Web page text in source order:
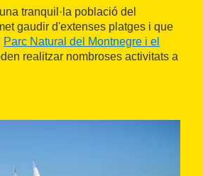
tranquil·la població del
gaudir d'extenses platges i que
Parc Natural del Montnegre i el
realitzar nombroses activitats a